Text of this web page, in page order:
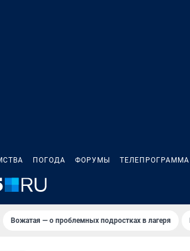
ПОГОДА ФОРУМЫ ТЕЛЕПРОГРАММА
Вожатая — о проблемных подростках в лагеря